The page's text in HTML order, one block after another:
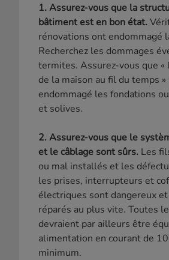
1. Assurez-vous que la
bâtiment est en bon état.
rénovations ont endommagé
Recherchez les dommages
termites. Assurez-vous que «
de la maison au fil du temps »
endommagé les fondations
et solives.
2. Assurez-vous que le
et le câblage sont sûrs. Les
ou mal installés et les
les prises, interrupteurs et
électriques sont dangereux
réparés au plus vite. Toutes
devraient par ailleurs être
alimentation en courant de
minimum.